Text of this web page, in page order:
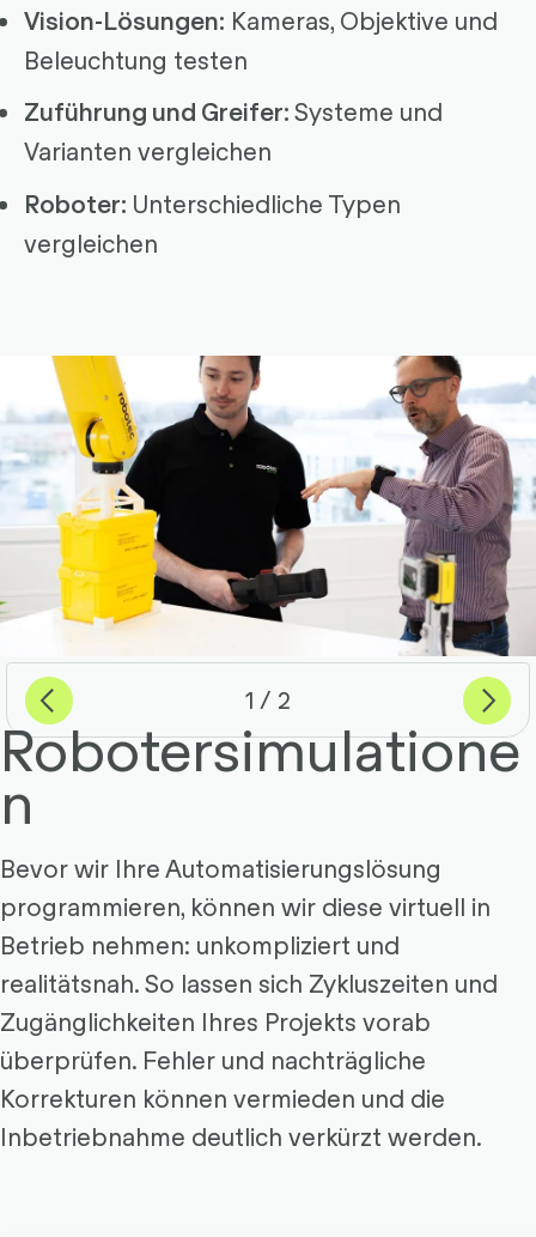
Vision-Lösungen: Kameras, Objektive und
Beleuchtung testen
Zuführung und Greifer:Systeme und
Varianten vergleichen
Roboter: Unterschiedliche Typen
vergleichen
Previous 1 von
2 Weiter
Robotersimulatione
n
Bevor wir Ihre Automatisierungslösung
programmieren, können wir diese virtuell in
Betrieb nehmen: unkompliziert und
realitätsnah. So lassen sich Zykluszeiten und
Zugänglichkeiten Ihres Projekts vorab
überprüfen. Fehler und nachträgliche
Korrekturen können vermieden und die
Inbetriebnahme deutlich verkürzt werden.